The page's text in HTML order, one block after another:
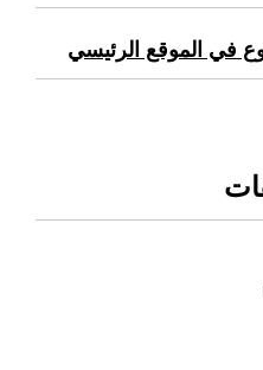
في الموقع الرئيسي